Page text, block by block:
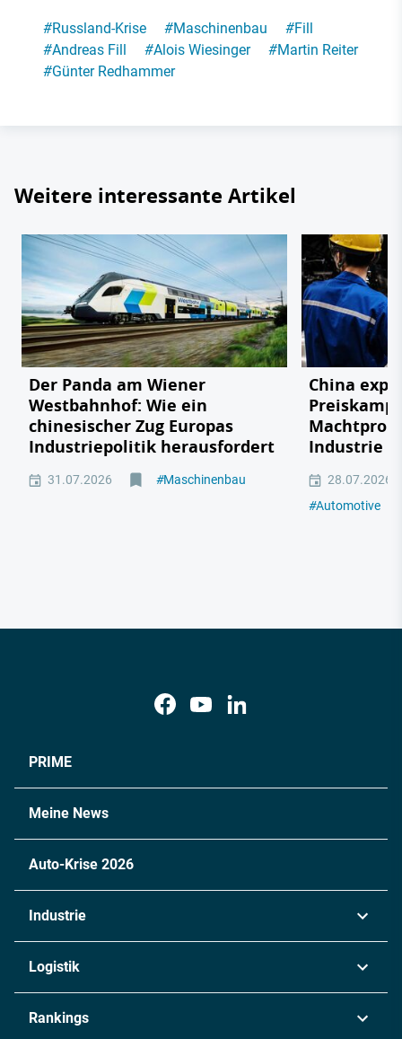
#Russland-Krise #Maschinenbau #Fill
#Andreas Fill #Alois Wiesinger #Martin Reiter
#Günter Redhammer
Weitere interessante Artikel
Der Panda am Wiener
Westbahnhof: Wie ein
chinesischer Zug Europas
Industriepolitik herausfordert
31.07.2026 #Maschinenbau
China
Industrie
28.07.2026
#Automotive
PRIME
Meine News
Auto-Krise 2026
Industrie
Chemie
Logistik
Rankings